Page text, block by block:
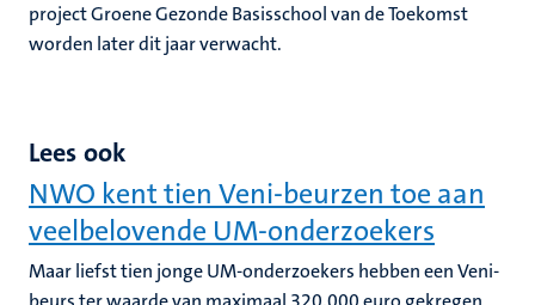
project Groene Gezonde Basisschool van de Toekomst
worden later dit jaar verwacht.
Lees ook
NWO kent tien Veni-beurzen toe aan
veelbelovende UM-onderzoekers
Maar liefst tien jonge UM-onderzoekers hebben een Veni-